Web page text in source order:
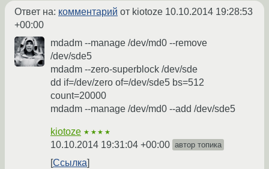
Ответ на: комментарий от kiotoze 10.10.2014 19:28:53
+00:00
mdadm --manage /dev/md0 --remove
/dev/sde5
mdadm --zero-superblock /dev/sde
dd if=/dev/zero of=/dev/sde5 bs=512
count=20000
mdadm --manage /dev/md0 --add /dev/sde5
kiotoze ★★★★
10.10.2014 19:31:04 +00:00 автор топика
Ссылка